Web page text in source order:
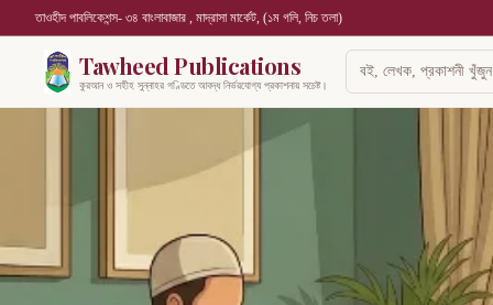
তাওহীদ পাবলিকেশন্স- ৩৪ বাংলাবাজার , মাদ্রাসা মার্কেট, (১ম গলি, নিচ তলা)
Tawheed Publications
কুরআন ও সহীহ সুন্নাহর গণ্ডিতে আবদ্ধ নির্ভরযোগ্য প্রকাশনায় সচেষ্ট।